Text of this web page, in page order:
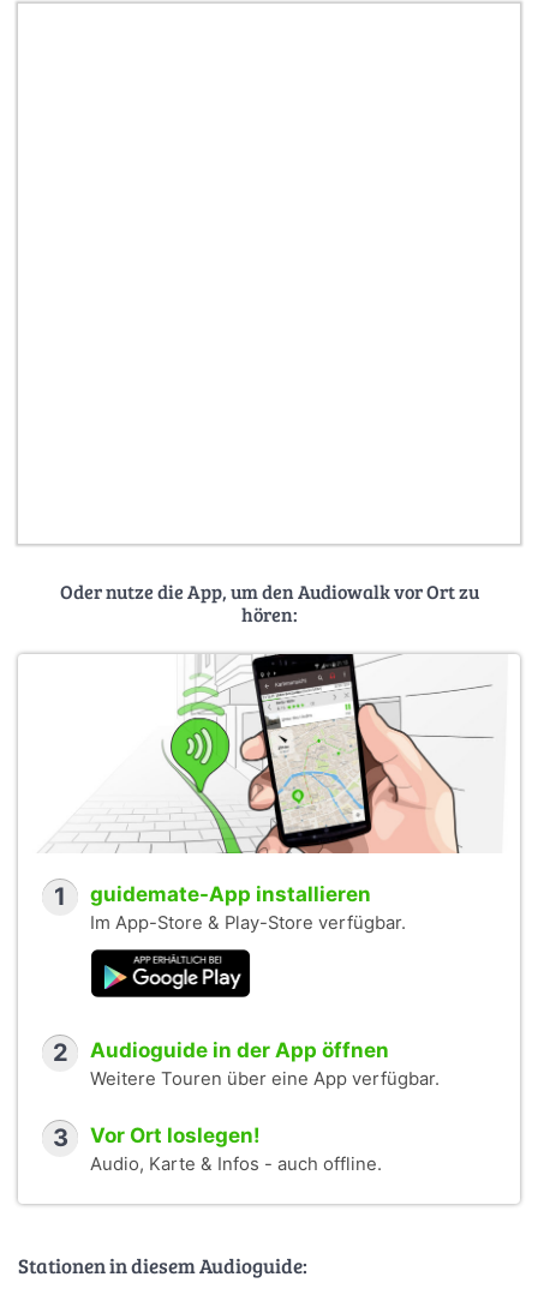
Oder nutze die App, um den Audiowalk vor Ort zu
hören:
1 guidemate-App installieren
Im App-Store & Play-Store verfügbar.
2 Audioguide in der App öffnen
Weitere Touren über eine App verfügbar.
3 Vor Ort loslegen!
Audio, Karte & Infos - auch offline.
Stationen in diesem Audioguide: